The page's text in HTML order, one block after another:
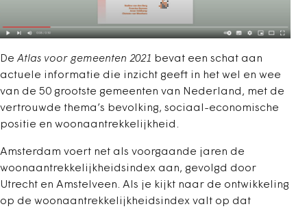
De Atlas voor gemeenten 2021 bevat een schat aan
actuele informatie die inzicht geeft in het wel en wee
van de 50 grootste gemeenten van Nederland, met de
vertrouwde thema’s bevolking, sociaal-economische
positie en woonaantrekkelijkheid.
Amsterdam voert net als voorgaande jaren de
woonaantrekkelijkheidsindex aan, gevolgd door
Utrecht en Amstelveen. Als je kijkt naar de ontwikkeling
op de woonaantrekkelijkheidsindex valt op dat